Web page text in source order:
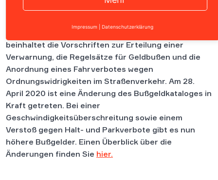
Anlage der Bußgeldkatalog-Verordnung (BKatV),
beinhaltet die Vorschriften zur Erteilung einer
Verwarnung, die Regelsätze für Geldbußen und die
Anordnung eines Fahrverbotes wegen
Ordnungswidrigkeiten im Straßenverkehr. Am 28.
April 2020 ist eine Änderung des Bußgeldkataloges in
Kraft getreten. Bei einer
Geschwindigkeitsüberschreitung sowie einem
Verstoß gegen Halt- und Parkverbote gibt es nun
höhere Bußgelder. Einen Überblick über die
Änderungen finden Sie hier.
Impressum Datenschutzerklärung